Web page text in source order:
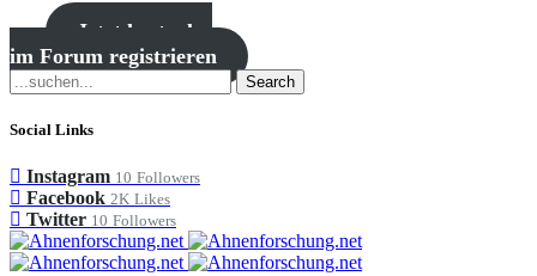
Jetzt kostenlos
im Forum registrieren
Search
Social Links
Instagram 10 Followers
Facebook 2K Likes
Twitter 10 Followers